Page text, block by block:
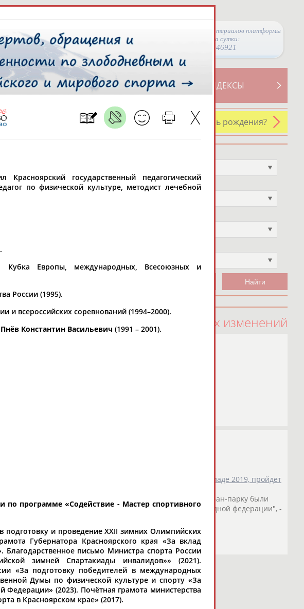
Просмотры материалов платформы
за сутки:
46921
СВОДНЫЕ ИНДЕКСЫ
ТАБЛО АКТИВНОСТИ
У кого сегодня день рождения?
спортсменов
Спортивное звание
100 последних изменений
по хоккею с мячом на стадионе, построенном к Универсиаде 2019, пройдет
отметил операционный менеджер объекта
, фан-парку были
только дополнительные... ...представителями международной федерации", -
агентство СТАДИОН)
государственный педагогический
по физической культуре, методист лечебной
Кубка Европы, международных, Всесоюзных и
России (1995).
и всероссийских соревнований (1994–2000).
Пнёв Константин Васильевич (1991 – 2001).
по программе «Содействие - Мастер спортивного
подготовку и проведение XXII зимних Олимпийских
Губернатора Красноярского края «За вклад
письмо Министра спорта России
зимней Спартакиады инвалидов»» (2021).
«За подготовку победителей в международных
Думы по физической культуре и спорту «За
Федерации» (2023). Почётная грамота министерства
в Красноярском крае» (2017).